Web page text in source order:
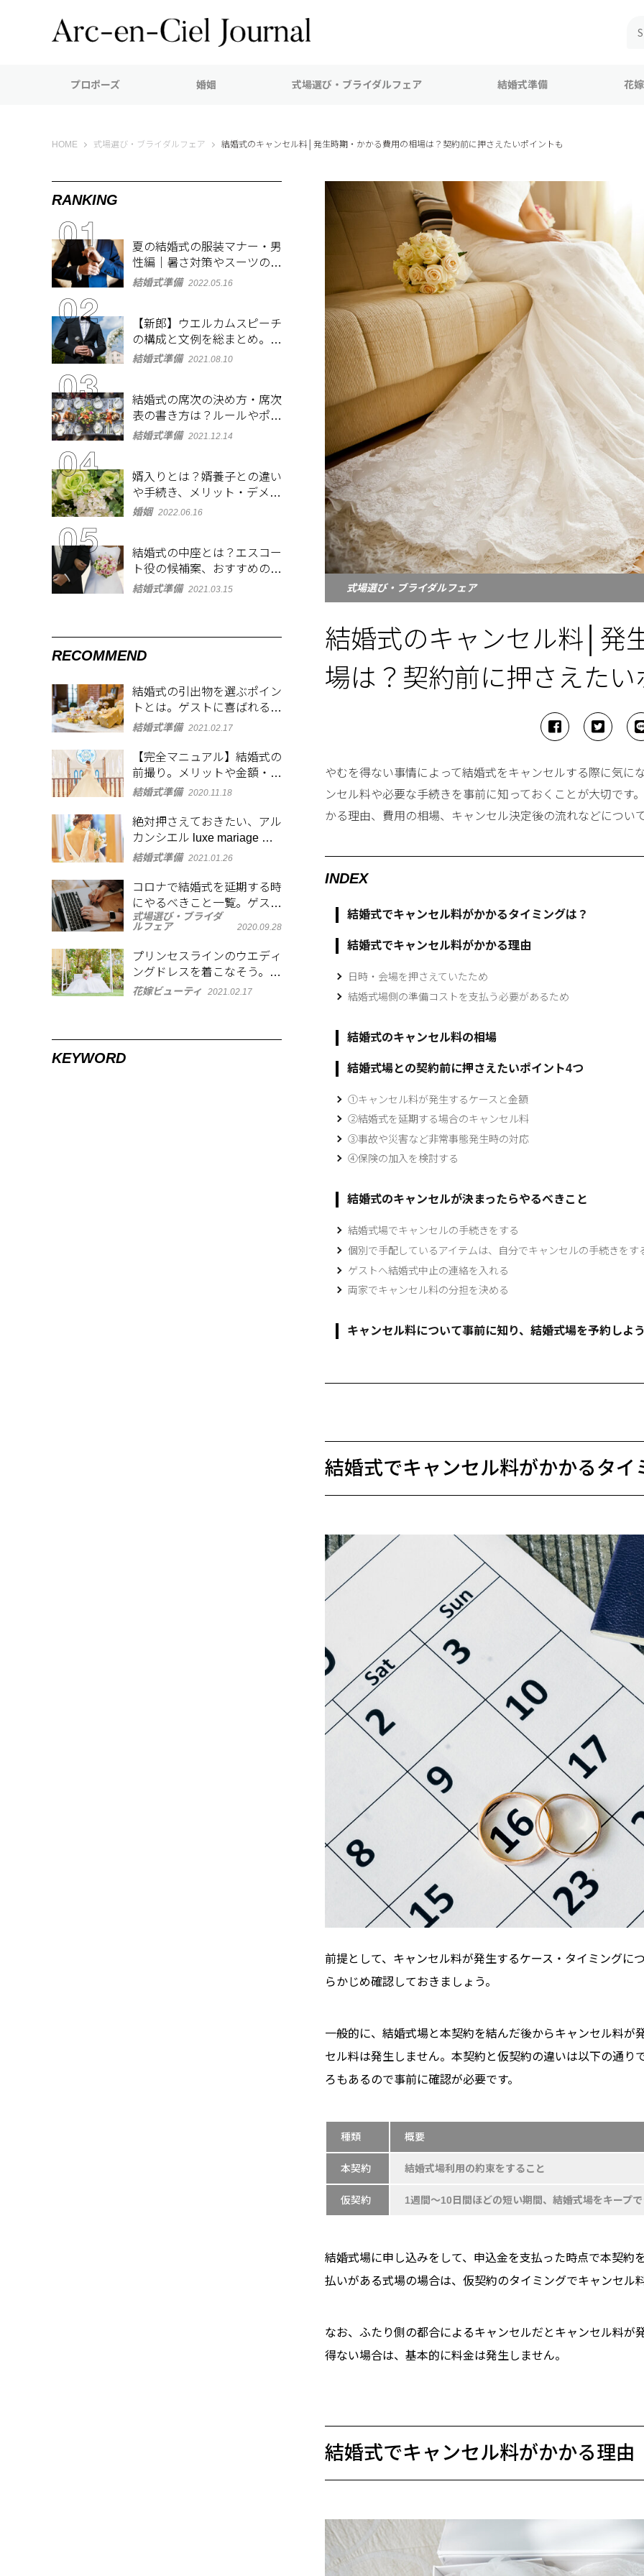
プロポーズ 婚姻 式場選び・ブライダルフェア 結婚式準備 花
HOME Arc-en-Ciel Journal（アルカンシエル ジャーナル）
式場選び・ブライダルフェア 結婚式のキャンセル料│発生時期・かかる費用の相場は？契約前に押さえたいポイントも
式場選び・ブライダルフェア
結婚式のキャンセル料│発
場は？契約前に押さえたい
やむを得ない事情によって結婚式をキャンセルする際に気に
ンセル料や必要な手続きを事前に知っておくことが大切です
かる理由、費用の相場、キャンセル決定後の流れなどについ
INDEX
結婚式でキャンセル料がかかるタイミングは？
結婚式でキャンセル料がかかる理由
日時・会場を押さえていたため
結婚式場側の準備コストを支払う必要があるため
結婚式のキャンセル料の相場
結婚式場との契約前に押さえたいポイント4つ
①キャンセル料が発生するケースと金額
②結婚式を延期する場合のキャンセル料
③事故や災害など非常事態発生時の対応
④保険の加入を検討する
結婚式のキャンセルが決まったらやるべきこと
結婚式場でキャンセルの手続きをする
個別で手配しているアイテムは、自分でキャンセルの手続きをす
ゲストへ結婚式中止の連絡を入れる
両家でキャンセル料の分担を決める
キャンセル料について事前に知り、結婚式場を予約しよ
結婚式でキャンセル料がかかるタ
前提として、キャンセル料が発生するケース・タイミングに
らかじめ確認しておきましょう。
一般的に、結婚式場と本契約を結んだ後からキャンセル料が
セル料は発生しません。本契約と仮契約の違いは以下の通り
ろもあるので事前に確認が必要です。
種類 概要
本契約 結婚式場利用の約束をすること
仮契約 1週間〜10日間ほどの短い期間、結婚式場をキープ
結婚式場に申し込みをして、申込金を支払った時点で本契約
払いがある式場の場合は、仮契約のタイミングでキャンセル
なお、ふたり側の都合によるキャンセルだとキャンセル料
得ない場合は、基本的に料金は発生しません。
結婚式でキャンセル料がかかる理由
RANKING
夏の結婚式の服装マナー・男
性編｜暑さ対策やスーツのお
しゃれな着こなしも紹介
結婚式準備 2022.05.16
【新郎】ウエルカムスピーチ
の構成と文例を総まとめ。緊
張しないコツも紹介
結婚式準備 2021.08.10
結婚式の席次の決め方・席次
表の書き方は？ルールやポイ
ントをチェック
結婚式準備 2021.12.14
婿入りとは？婿養子との違い
や手続き、メリット・デメリ
ットを紹介
婚姻 2022.06.16
結婚式の中座とは？エスコー
ト役の候補案、おすすめの演
出やBGMも紹介
結婚式準備 2021.03.15
RECOMMEND
結婚式の引出物を選ぶポイン
トとは。ゲストに喜ばれるも
のを紹介
結婚式準備 2021.02.17
【完全マニュアル】結婚式の
前撮り。メリットや金額・衣
裳の選び方など徹底解説
結婚式準備 2020.11.18
絶対押さえておきたい、アル
カンシエル luxe mariage 名
古屋のフォトジェニックなス
結婚式準備 2021.01.26
コロナで結婚式を延期する時
にやるべきこと一覧。ゲスト
への連絡方法も紹介
式場選び・ブライダ
ルフェア
2020.09.28
プリンセスラインのウエディ
ングドレスを着こなそう。似
合う体型・髪型とは
花嫁ビューティ 2021.02.17
KEYWORD